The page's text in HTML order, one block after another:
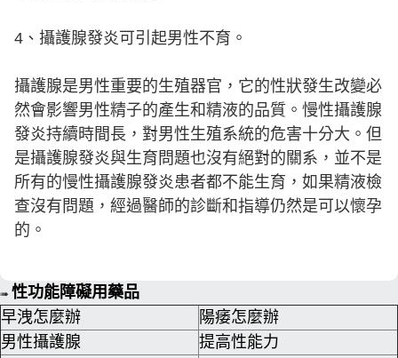
4、攝護腺發炎可引起男性不育。
攝護腺是男性重要的生殖器官，它的性狀發生改變必
然會影響男性精子的產生和精液的品質。慢性攝護腺
發炎持續時間長，對男性生殖系統的危害十分大。但
是攝護腺發炎與生育問題也沒有絕對的關系，並不是
所有的慢性攝護腺發炎患者都不能生育，如果精液檢
查沒有問題，經過醫師的診斷和指導仍然是可以懷孕
的。
➠ 性功能障礙用藥品
早洩怎麼辦
陽痿怎麼辦
男性攝護腺
提高性能力